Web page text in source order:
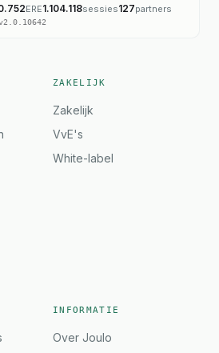
ERE1.104.118sessies127partners
2.0.10642
ZAKELIJK
Zakelijk
VvE's
White-label
INFORMATIE
Over Joulo